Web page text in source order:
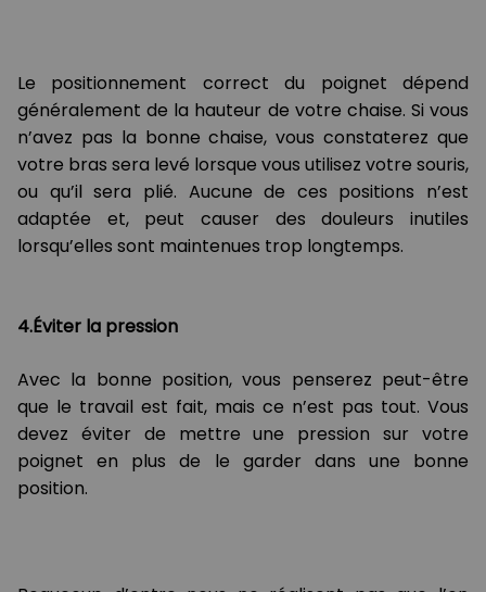
Le positionnement correct du poignet dépend
généralement de la hauteur de votre chaise. Si vous
n’avez pas la bonne chaise, vous constaterez que
votre bras sera levé lorsque vous utilisez votre souris,
ou qu’il sera plié. Aucune de ces positions n’est
adaptée et, peut causer des douleurs inutiles
lorsqu’elles sont maintenues trop longtemps.
4.Éviter la pression
Avec la bonne position, vous penserez peut-être
que le travail est fait, mais ce n’est pas tout. Vous
devez éviter de mettre une pression sur votre
poignet en plus de le garder dans une bonne
position.